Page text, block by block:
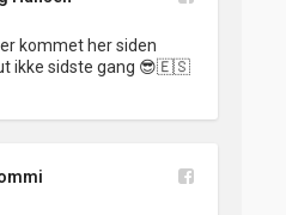
kommet her siden
ikke sidste gang 😎🇪🇸